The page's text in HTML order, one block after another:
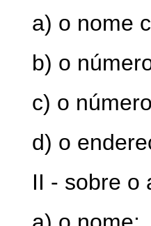
a) o nome
b) o
c) o
d) o
II - sobre o